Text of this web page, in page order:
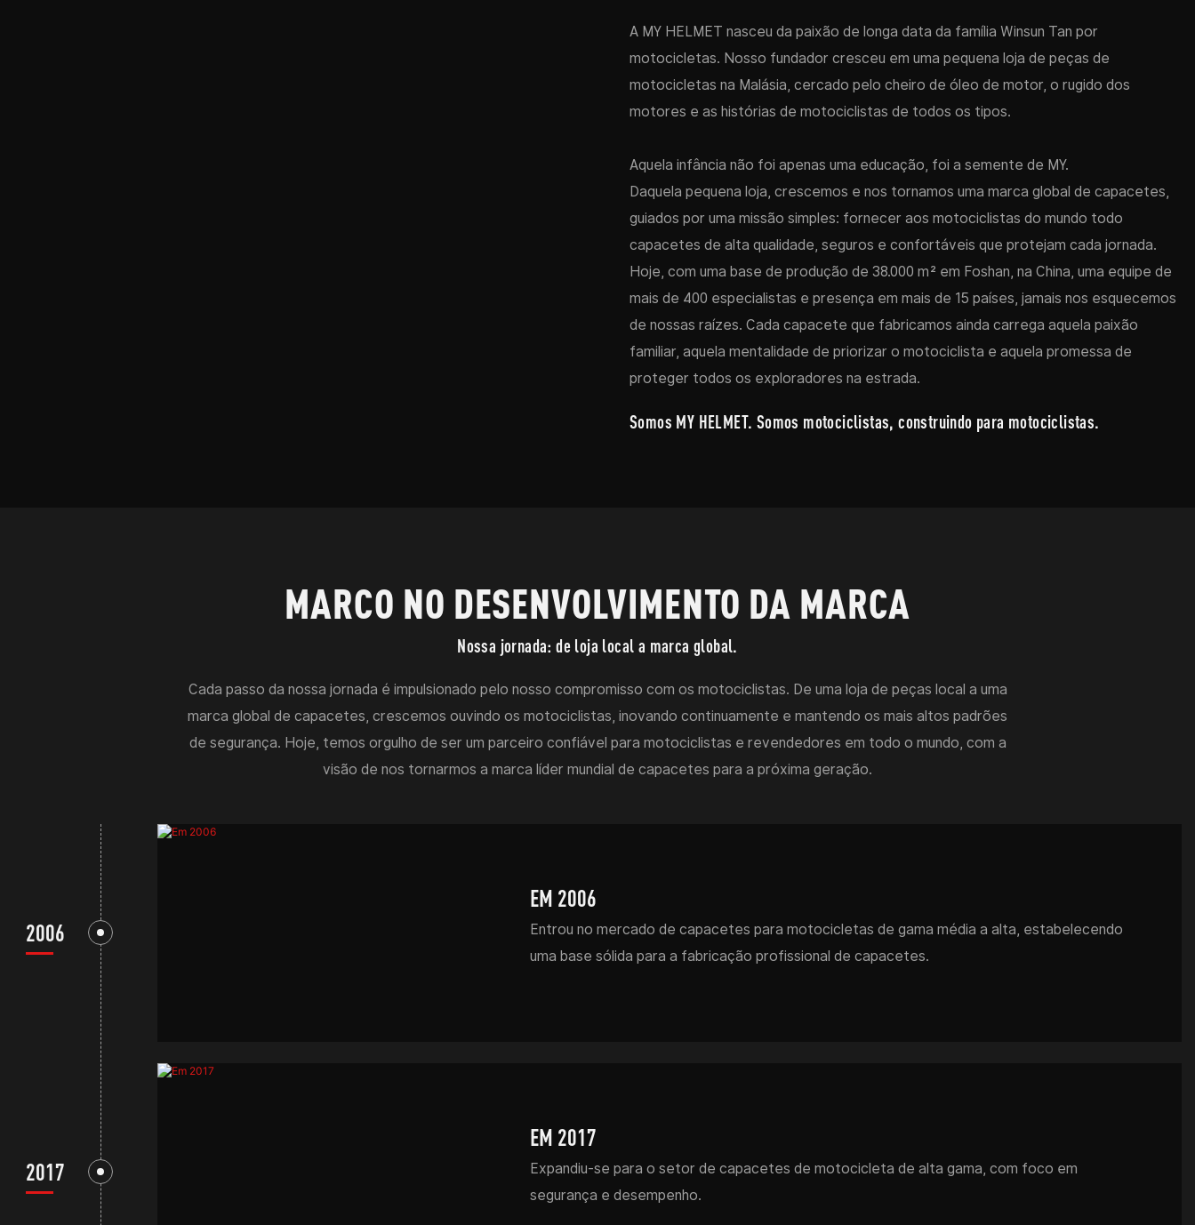
A MY HELMET nasceu da paixão de longa data da família Winsun Tan por
motocicletas. Nosso fundador cresceu em uma pequena loja de peças de
motocicletas na Malásia, cercado pelo cheiro de óleo de motor, o rugido dos
motores e as histórias de motociclistas de todos os tipos.
Aquela infância não foi apenas uma educação, foi a semente de MY.
Daquela pequena loja, crescemos e nos tornamos uma marca global de capacetes,
guiados por uma missão simples: fornecer aos motociclistas do mundo todo
capacetes de alta qualidade, seguros e confortáveis ​​que protejam cada jornada.
Hoje, com uma base de produção de 38.000 m² em Foshan, na China, uma equipe de
mais de 400 especialistas e presença em mais de 15 países, jamais nos esquecemos
de nossas raízes. Cada capacete que fabricamos ainda carrega aquela paixão
familiar, aquela mentalidade de priorizar o motociclista e aquela promessa de
proteger todos os exploradores na estrada.
Somos MY HELMET. Somos motociclistas, construindo para motociclistas.
MARCO NO DESENVOLVIMENTO DA MARCA
Nossa jornada: de loja local a marca global.
Cada passo da nossa jornada é impulsionado pelo nosso compromisso com os motociclistas. De uma loja de peças local a uma
marca global de capacetes, crescemos ouvindo os motociclistas, inovando continuamente e mantendo os mais altos padrões
de segurança. Hoje, temos orgulho de ser um parceiro confiável para motociclistas e revendedores em todo o mundo, com a
visão de nos tornarmos a marca líder mundial de capacetes para a próxima geração.
2006
EM 2006
Entrou no mercado de capacetes para motocicletas de gama média a alta, estabelecendo
uma base sólida para a fabricação profissional de capacetes.
2017
EM 2017
Expandiu-se para o setor de capacetes de motocicleta de alta gama, com foco em
segurança e desempenho.